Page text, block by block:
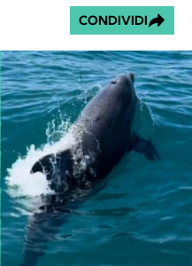
CONDIVIDI